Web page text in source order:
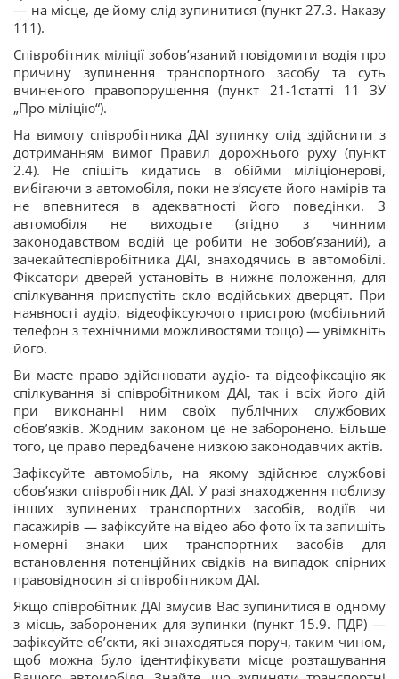
— на місце, де йому слід зупинитися (пункт 27.3. Наказу
111).
Співробітник міліції зобов’язаний повідомити водія про
причину зупинення транспортного засобу та суть
вчиненого правопорушення (пункт 21-1статті 11 ЗУ
„Про міліцію“).
На вимогу співробітника ДАІ зупинку слід здійснити з
дотриманням вимог Правил дорожнього руху (пункт
2.4). Не спішіть кидатись в обійми міліціонерові,
вибігаючи з автомобіля, поки не з’ясуєте його намірів та
не впевнитеся в адекватності його поведінки. З
автомобіля не виходьте (згідно з чинним
законодавством водій це робити не зобов’язаний), а
зачекайтеспівробітника ДАІ, знаходячись в автомобілі.
Фіксатори дверей установіть в нижнє положення, для
спілкування приспустіть скло водійських дверцят. При
наявності аудіо, відеофіксуючого пристрою (мобільний
телефон з технічними можливостями тощо) — увімкніть
його.
Ви маєте право здійснювати аудіо- та відеофіксацію як
спілкування зі співробітником ДАІ, так і всіх його дій
при виконанні ним своїх публічних службових
обов’язків. Жодним законом це не заборонено. Більше
того, це право передбачене низкою законодавчих актів.
Зафіксуйте автомобіль, на якому здійснює службові
обов’язки співробітник ДАІ. У разі знаходження поблизу
інших зупинених транспортних засобів, водіїв чи
пасажирів — зафіксуйте на відео або фото їх та запишіть
номерні знаки цих транспортних засобів для
встановлення потенційних свідків на випадок спірних
правовідносин зі співробітником ДАІ.
Якщо співробітник ДАІ змусив Вас зупинитися в одному
з місць, заборонених для зупинки (пункт 15.9. ПДР) —
зафіксуйте об’єкти, які знаходяться поруч, таким чином,
щоб можна було ідентифікувати місце розташування